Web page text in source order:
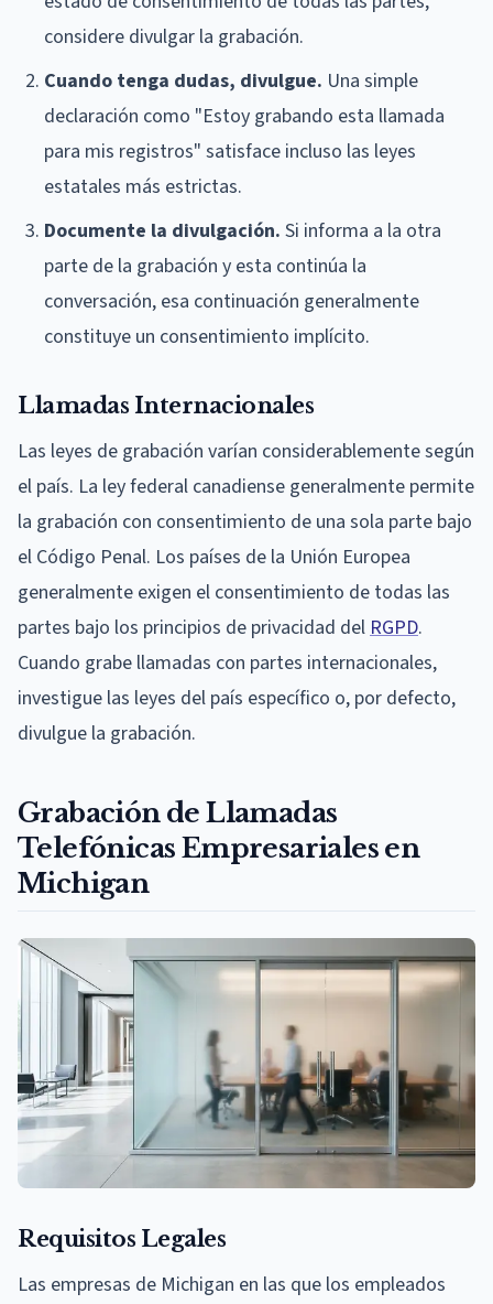
considere divulgar la grabación.
Cuando tenga dudas, divulgue. Una simple
declaración como "Estoy grabando esta llamada
para mis registros" satisface incluso las leyes
estatales más estrictas.
Documente la divulgación. Si informa a la otra
parte de la grabación y esta continúa la
conversación, esa continuación generalmente
constituye un consentimiento implícito.
Llamadas Internacionales
Las leyes de grabación varían considerablemente según
el país. La ley federal canadiense generalmente permite
la grabación con consentimiento de una sola parte bajo
el Código Penal. Los países de la Unión Europea
generalmente exigen el consentimiento de todas las
partes bajo los principios de privacidad del RGPD.
Cuando grabe llamadas con partes internacionales,
investigue las leyes del país específico o, por defecto,
divulgue la grabación.
Grabación de Llamadas
Telefónicas Empresariales en
Michigan
Requisitos Legales
Las empresas de Michigan en las que los empleados